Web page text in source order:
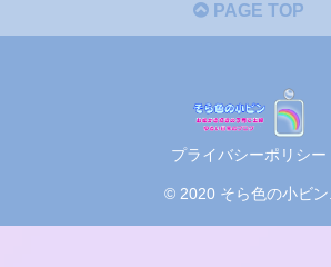
PAGE TOP
プライバシーポリシー
© 2020 そら色の小ビン.